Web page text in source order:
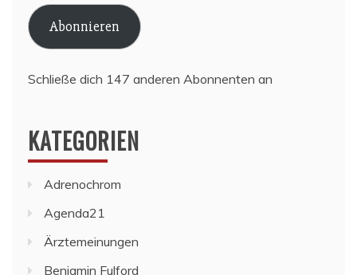
Adresse
Abonnieren
Schließe dich 147 anderen Abonnenten an
KATEGORIEN
Adrenochrom
Agenda21
Ärztemeinungen
Benjamin Fulford